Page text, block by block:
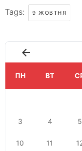
Tags: 9 ЖОВТНЯ
ПН ВТ
3 4 5
10 11